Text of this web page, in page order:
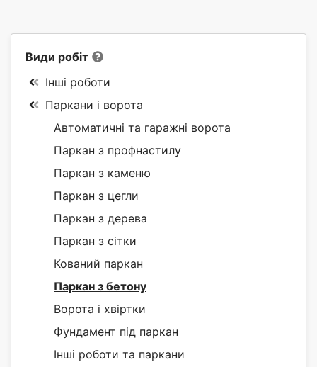
Види робіт
Інші роботи
Паркани і ворота
Автоматичні та гаражні ворота
Паркан з профнастилу
Паркан з каменю
Паркан з цегли
Паркан з дерева
Паркан з сітки
Кований паркан
Паркан з бетону
Ворота і хвіртки
Фундамент під паркан
Інші роботи та паркани